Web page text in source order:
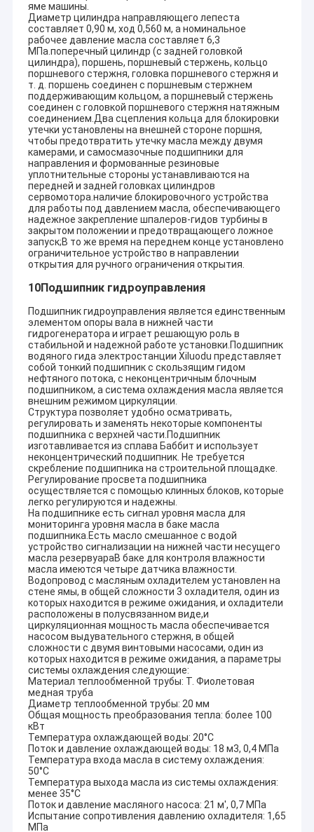
яме машины.
Диаметр цилиндра направляющего лепеста
составляет 0,90 м, ход 0,560 м, а номинальное
рабочее давление масла составляет 6,3
МПа.поперечный цилиндр (с задней головкой
цилиндра), поршень, поршневый стержень, кольцо
поршневого стержня, головка поршневого стержня и
т. д. поршень соединен с поршневым стержнем
поддерживающим кольцом, а поршневый стержень
соединен с головкой поршневого стержня натяжным
соединением.Два сцепления кольца для блокировки
утечки установлены на внешней стороне поршня,
чтобы предотвратить утечку масла между двумя
камерами, и самосмазочные подшипники для
направления и формованные резиновые
уплотнительные стороны устанавливаются на
передней и задней головках цилиндров
сервомотора.наличие блокировочного устройства
для работы под давлением масла, обеспечивающего
надежное закрепление шпалеров-гидов турбины в
закрытом положении и предотвращающего ложное
запуск;В то же время на переднем конце установлено
ограничительное устройство в направлении
открытия для ручного ограничения открытия.
10Подшипник гидроуправления
Подшипник гидроуправления является единственным
элементом опоры вала в нижней части
гидрогенератора и играет решающую роль в
стабильной и надежной работе установки.Подшипник
водяного гида электростанции Xiluodu представляет
собой тонкий подшипник с скользящим гидом
нефтяного потока, с неконцентричным блочным
подшипником, а система охлаждения масла является
внешним режимом циркуляции.
Структура позволяет удобно осматривать,
регулировать и заменять некоторые компоненты
подшипника с верхней части.Подшипник
изготавливается из сплава Баббит и использует
неконцентрический подшипник. Не требуется
скребление подшипника на строительной площадке.
Регулирование просвета подшипника
осуществляется с помощью клинных блоков, которые
легко регулируются и надежны.
На подшипнике есть сигнал уровня масла для
мониторинга уровня масла в баке масла
подшипника.Есть масло смешанное с водой
устройство сигнализации на нижней части несущего
масла резервуараВ баке для контроля влажности
масла имеются четыре датчика влажности.
Водопровод с масляным охладителем установлен на
стене ямы, в общей сложности 3 охладителя, один из
которых находится в режиме ожидания, и охладители
расположены в полусвязанном виде,и
циркуляционная мощность масла обеспечивается
насосом выдувательного стержня, в общей
сложности с двумя винтовыми насосами, один из
которых находится в режиме ожидания, а параметры
системы охлаждения следующие:
Материал теплообменной трубы: Т. Фиолетовая
медная труба
Диаметр теплообменной трубы: 20 мм
Общая мощность преобразования тепла: более 100
кВт
Температура охлаждающей воды: 20°C
Поток и давление охлаждающей воды: 18 м3, 0,4 МПа
Температура входа масла в систему охлаждения:
50°C
Температура выхода масла из системы охлаждения:
менее 35°C
Поток и давление масляного насоса: 21 м', 0,7 МПа
Испытание сопротивления давлению охладителя: 1,65
МПа